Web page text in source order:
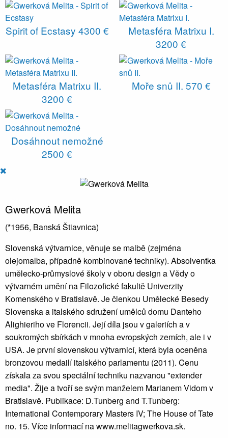
Spirit of Ecstasy 4300 €
Metasféra Matrixu I.
3200 €
Metasféra Matrixu II.
3200 €
Moře snů II. 570 €
Dosáhnout nemožné
2500 €
Gwerková Melita
(*1956, Banská Štiavnica)
Slovenská výtvarnice, věnuje se malbě (zejména
olejomalba, případně kombinované techniky). Absolventka
umělecko-průmyslové školy v oboru design a Vědy o
výtvarném umění na Filozofické fakultě Univerzity
Komenského v Bratislavě. Je členkou Umělecké Besedy
Slovenska a italského sdružení umělců domu Danteho
Alighieriho ve Florencii. Její díla jsou v galeriích a v
soukromých sbírkách v mnoha evropských zemích, ale i v
USA. Je první slovenskou výtvarnicí, která byla oceněna
bronzovou medailí italského parlamentu (2011). Cenu
získala za svou speciální techniku nazvanou "extender
media". Žije a tvoří se svým manželem Marianem Vidom v
Bratislavě. Publikace: D.Tunberg and T.Tunberg:
International Contemporary Masters IV; The House of Tate
no. 15. Více informací na www.melitagwerkova.sk.